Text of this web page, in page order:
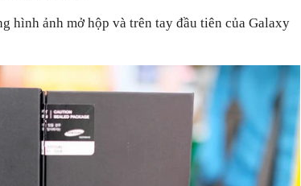
hình ảnh mở hộp và trên tay đầu tiên của Galaxy